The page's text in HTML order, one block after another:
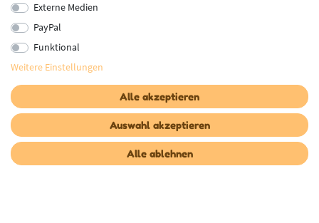
E-MAIL **
Newsletter
Honig
sowie dieDatenschutzerklärung
Abonnieren
** Hierbei handelt es sich um ein Pflichtfeld.
Unsere Zahlungsdienstleister
Externe Medien
PayPal
Funktional
Weitere Einstellungen
Alle akzeptieren
Auswahl akzeptieren
Alle ablehnen